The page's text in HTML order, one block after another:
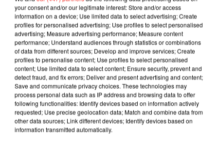
LES INTERVIEWS CHANTE
FRANCE
Voir plus
your consent and/or our legitimate interest: Store and/or access
information on a device; Use limited data to select advertising; Create
profiles for personalised advertising; Use profiles to select personalised
advertising; Measure advertising performance; Measure content
performance; Understand audiences through statistics or combinations
of data from different sources; Develop and improve services; Create
profiles to personalise content; Use profiles to select personalised
content; Use limited data to select content; Ensure security, prevent and
detect fraud, and fix errors; Deliver and present advertising and content;
Save and communicate privacy choices. These technologies may
process personal data such as IP address and browsing data to offer
following functionalities: Identify devices based on information actively
requested; Use precise geolocation data; Match and combine data from
other data sources; Link different devices; Identify devices based on
information transmitted automatically.